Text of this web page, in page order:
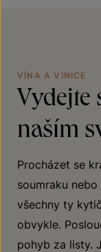
VÍNA A VINICE
Vydejte
naším
Procházet se
soumraku
všechny ty
obvykle.
pohyb za listy.